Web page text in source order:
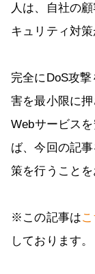
人は、自社の
キュリティ対策
完全にDoS攻
害を最小限に
Webサービス
ば、今回の記
策を行うことを
※この記事は
しております。